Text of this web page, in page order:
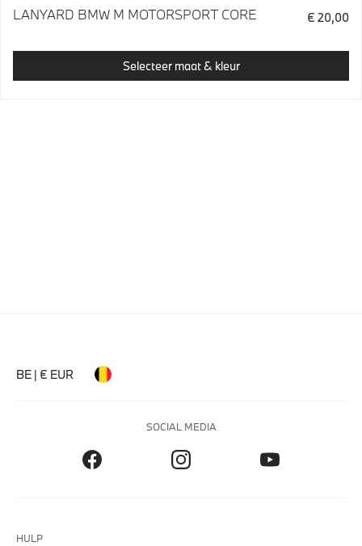
LANYARD BMW M MOTORSPORT CORE € 20,00
Selecteer maat & kleur
BE | € EUR
SOCIAL MEDIA
HULP